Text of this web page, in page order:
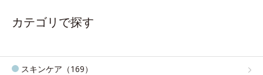
カテゴリで探す
スキンケア（169）